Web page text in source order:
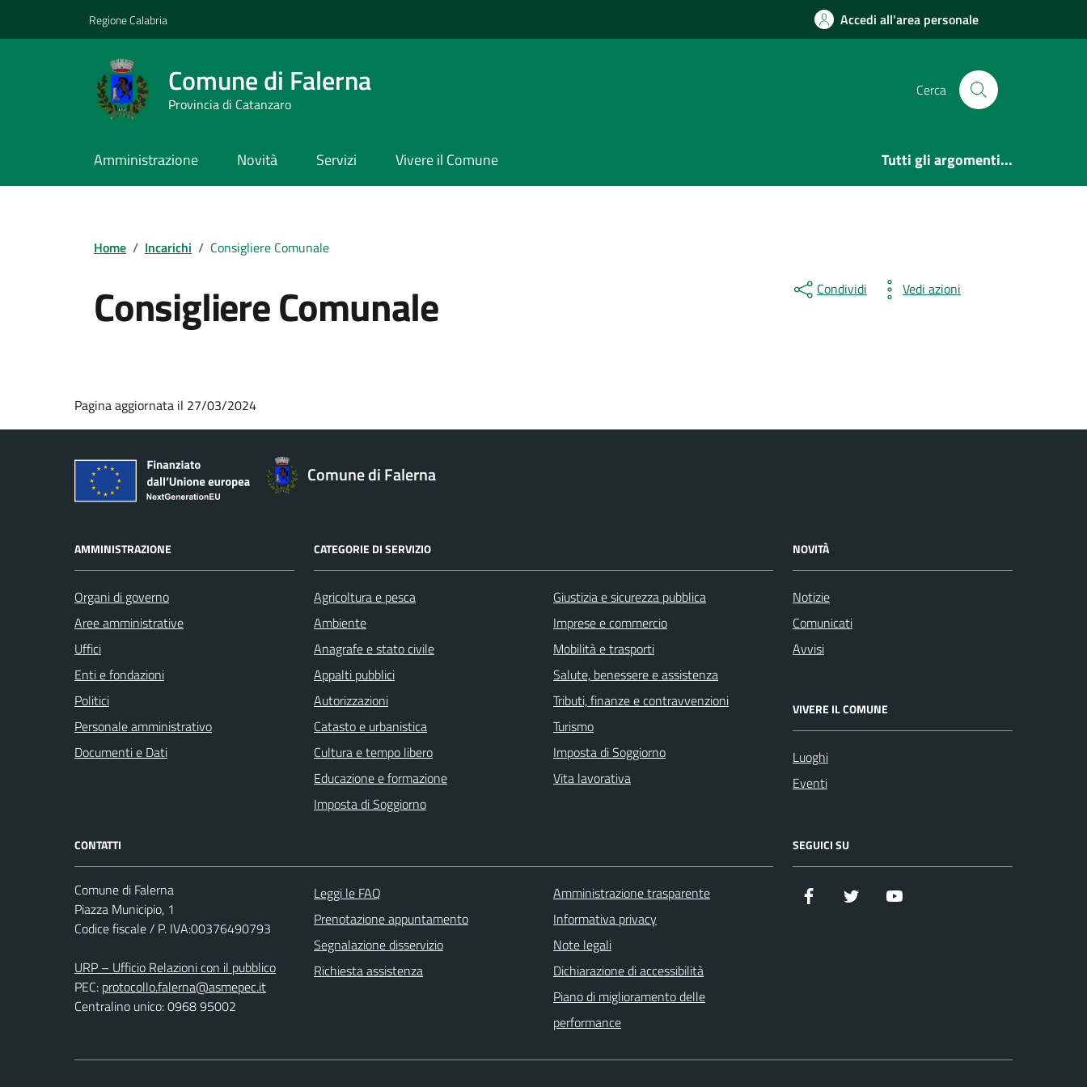
Regione Calabria Accedi all'area personale
Comune di Falerna
Provincia di Catanzaro
Cerca
Amministrazione Novità Servizi Vivere il Comune Tutti gli argomenti...
Home / Incarichi / Consigliere Comunale
Consigliere Comunale Condividi Vedi azioni
Pagina aggiornata il 27/03/2024
Comune di Falerna
AMMINISTRAZIONE
Organi di governo
Aree amministrative
Uffici
Enti e fondazioni
Politici
Personale amministrativo
Documenti e Dati
CATEGORIE DI SERVIZIO
Agricoltura e pesca
Ambiente
Anagrafe e stato civile
Appalti pubblici
Autorizzazioni
Catasto e urbanistica
Cultura e tempo libero
Educazione e formazione
Imposta di Soggiorno
Giustizia e sicurezza pubblica
Imprese e commercio
Mobilità e trasporti
Salute, benessere e assistenza
Tributi, finanze e contravvenzioni
Turismo
Imposta di Soggiorno
Vita lavorativa
NOVITÀ
Notizie
Comunicati
Avvisi
VIVERE IL COMUNE
Luoghi
Eventi
CONTATTI
Comune di Falerna
Piazza Municipio, 1
Codice fiscale / P. IVA:00376490793
URP – Ufficio Relazioni con il pubblico
PEC: protocollo.falerna@asmepec.it
Centralino unico: 0968 95002
Leggi le FAQ
Prenotazione appuntamento
Segnalazione disservizio
Richiesta assistenza
Amministrazione trasparente
Informativa privacy
Note legali
Dichiarazione di accessibilità
Piano di miglioramento delle
performance
SEGUICI SU
Facebook Twitter